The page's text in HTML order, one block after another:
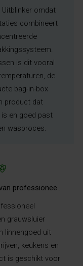
omdat
combineert
is dit vooral
de
bag-in-box
product dat
en goed past
wasproces.
met automatische dosering.
grauwsluier
linnengoed uit
keukens en
is geschikt voor